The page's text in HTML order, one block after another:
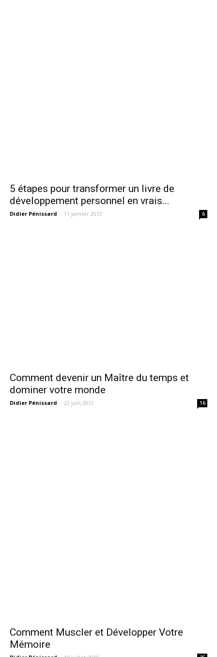
5 étapes pour transformer un livre de
développement personnel en vrais...
Didier Pénissard - 11 janvier 2012 6
Comment devenir un Maître du temps et
dominer votre monde
Didier Pénissard - 22 juin 2011 16
Comment Muscler et Développer Votre
Mémoire